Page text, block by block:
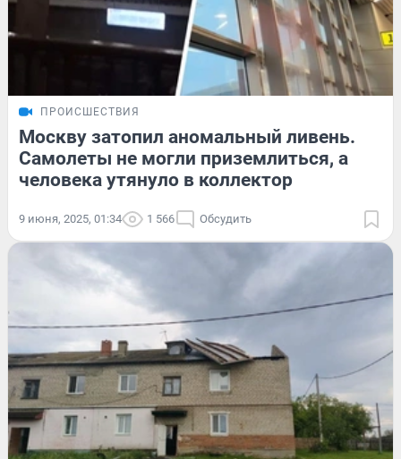
ПРОИСШЕСТВИЯ
Москву затопил аномальный ливень.
Самолеты не могли приземлиться, а
человека утянуло в коллектор
9 июня, 2025, 01:34 1 566 Обсудить